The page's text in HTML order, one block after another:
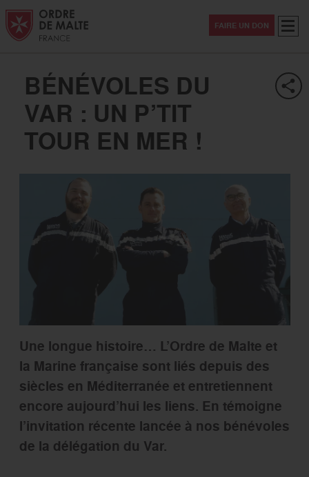
Aller au contenu
Aller à la recherche
Aller au menu
FAIRE UN DON
BÉNÉVOLES DU
VAR : UN P’TIT
TOUR EN MER !
Une longue histoire… L’Ordre de Malte et
la Marine française sont liés depuis des
siècles en Méditerranée et entretiennent
encore aujourd’hui les liens. En témoigne
l’invitation récente lancée à nos bénévoles
de la délégation du Var.